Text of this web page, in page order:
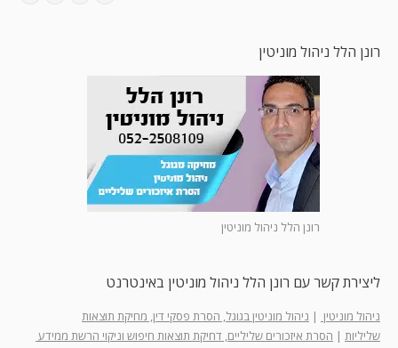
רונן הלל ניהול מוניטין
רונן הלל ניהול מוניטין
ליצירת קשר עם רונן הלל ניהול מוניטין באינטרנט
ניהול מוניטין | ניהול מוניטין בגוגל, הסרת פסקי דין, מחיקת תוצאות
שליליות | הסרת איזכורים שליליים, דחיקת תוצאות חיפוש וניקוי הרשת ממידע